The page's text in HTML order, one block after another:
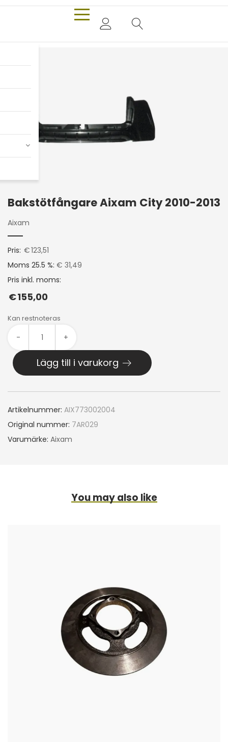
Bakstötfångare Aixam City 2010-2013
Aixam
Pris: €123,51
Moms 25.5 %: € 31,49
Pris inkl. moms:
€155,00
Kan restnoteras
- +
Lägg till i varukorg
Artikelnummer: AIX773002004
Original nummer: 7AR029
Varumärke: Aixam
You may also like